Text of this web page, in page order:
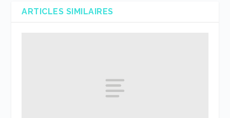
ARTICLES SIMILAIRES